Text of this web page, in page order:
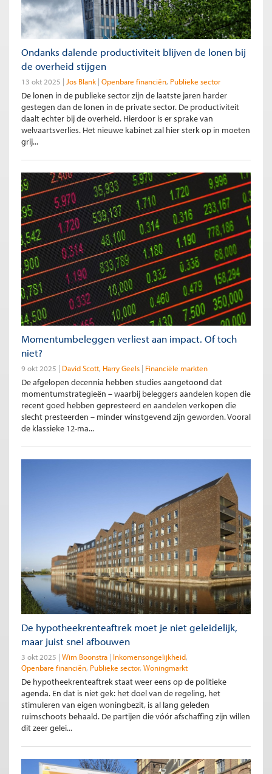
Ondanks dalende productiviteit blijven de lonen bij
de overheid stijgen
13 okt 2025 Jos Blank Openbare financiën Publieke sector
De lonen in de publieke sector zijn de laatste jaren harder
gestegen dan de lonen in de private sector. De productiviteit
daalt echter bij de overheid. Hierdoor is er sprake van
welvaartsverlies. Het nieuwe kabinet zal hier sterk op in moeten
grij...
Momentumbeleggen verliest aan impact. Of toch
niet?
9 okt 2025 David Scott Harry Geels Financiële markten
De afgelopen decennia hebben studies aangetoond dat
momentumstrategieën – waarbij beleggers aandelen kopen die
recent goed hebben gepresteerd en aandelen verkopen die
slecht presteerden – minder winstgevend zijn geworden. Vooral
de klassieke 12-ma...
De hypotheekrenteaftrek moet je niet geleidelijk,
maar juist snel afbouwen
3 okt 2025 Wim Boonstra
Inkomensongelijkheid
Openbare financiën Publieke sector Woningmarkt
De hypotheekrenteaftrek staat weer eens op de politieke
agenda. En dat is niet gek: het doel van de regeling, het
stimuleren van eigen woningbezit, is al lang geleden
ruimschoots behaald. De partijen die vóór afschaffing zijn willen
dit zeer gelei...